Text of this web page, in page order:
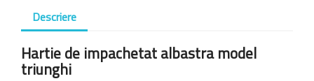
Descriere
Hartie de impachetat albastra model
triunghi